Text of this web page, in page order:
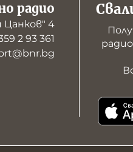
радио
Цанков" 4
2 93 361